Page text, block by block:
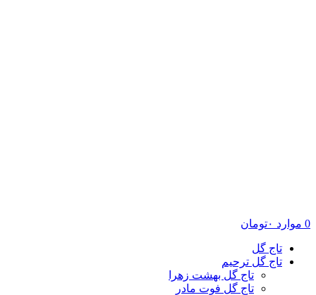
0 موارد ۰تومان
تاج گل
تاج گل ترحیم
تاج گل بهشت زهرا
تاج گل فوت مادر